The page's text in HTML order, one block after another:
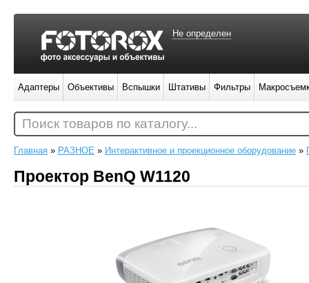
Главная » РАЗНОЕ » Интерактивное и проекционное оборудование »
Проектор BenQ W1120
Не определен
Адаптеры Объективы Вспышки Штативы Фильтры
Поиск товаров по каталогу...